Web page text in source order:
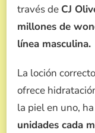
través de CJ
millones de
línea masculina.
La loción
ofrece
la piel en uno,
unidades cada